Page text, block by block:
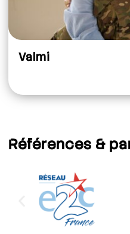
Valmi
Références&